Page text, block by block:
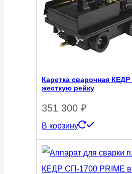
Каретка сварочная КЕДР
жесткую рейку
351 300 ₽
В корзину